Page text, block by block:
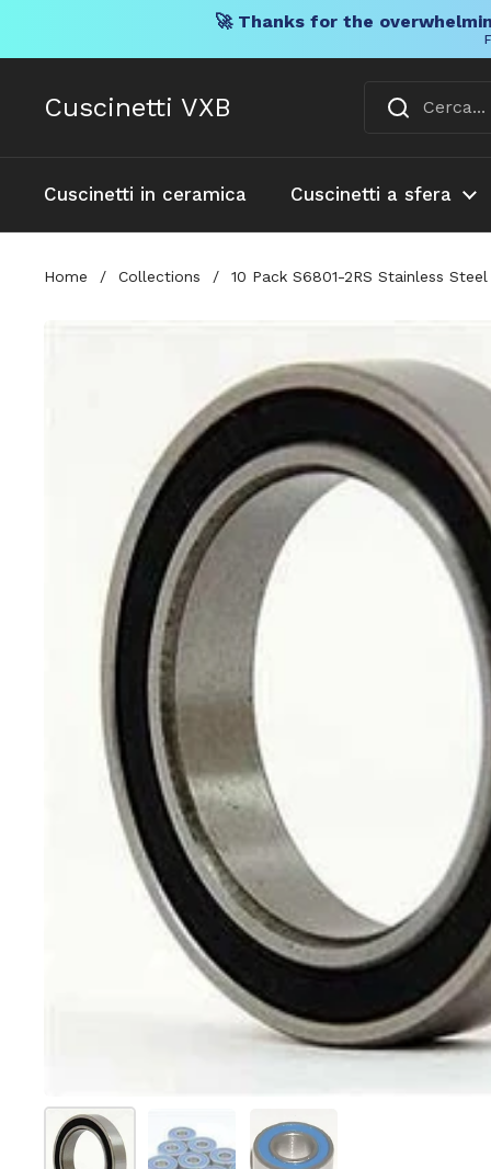
🚀 Thanks for the
Cuscinetti VXB
Cuscinetti in ceramica Cuscinetti a sfera
Home / Collections / 10 Pack S6801-2RS Stainless
Mostra diapositiva 1Mostra diapositiva 2Mostra diapositiva 3